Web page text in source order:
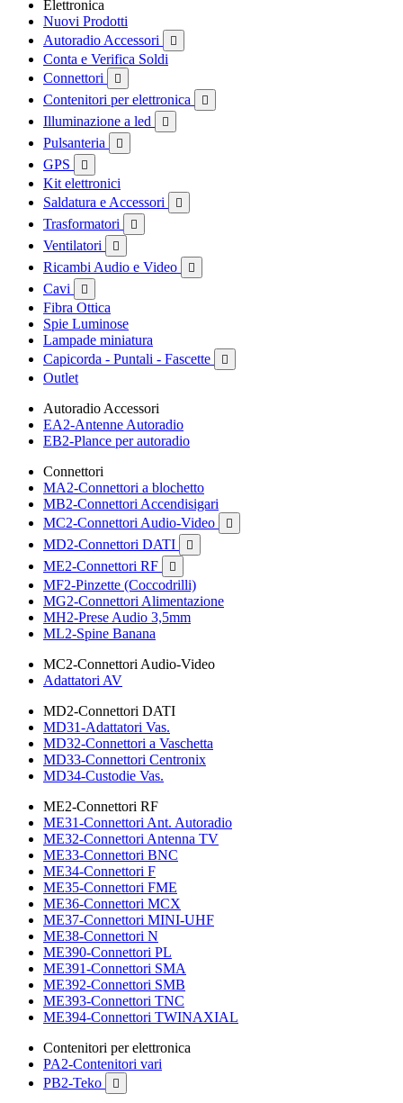
Elettronica
Nuovi Prodotti
Autoradio Accessori

Conta e Verifica Soldi
Connettori

Contenitori per elettronica 
Illuminazione a led 
Pulsanteria 
GPS 
Kit elettronici
Saldatura e Accessori

Trasformatori 
Ventilatori 
Ricambi Audio e Video 
Cavi 
Fibra Ottica
Spie Luminose
Lampade miniatura
Capicorda - Puntali - Fascette

Outlet
Autoradio Accessori
EA2-Antenne Autoradio
EB2-Plance per autoradio
Connettori
MA2-Connettori a blochetto
MB2-Connettori Accendisigari
MC2-Connettori Audio-Video

MD2-Connettori DATI 
ME2-Connettori RF 
MF2-Pinzette (Coccodrilli)
MG2-Connettori Alimentazione
MH2-Prese Audio 3,5mm
ML2-Spine Banana
MC2-Connettori Audio-Video
Adattatori AV
MD2-Connettori DATI
MD31-Adattatori Vas.
MD32-Connettori a Vaschetta
MD33-Connettori Centronix
MD34-Custodie Vas.
ME2-Connettori RF
ME31-Connettori Ant. Autoradio
ME32-Connettori Antenna TV
ME33-Connettori BNC
ME34-Connettori F
ME35-Connettori FME
ME36-Connettori MCX
ME37-Connettori MINI-UHF
ME38-Connettori N
ME390-Connettori PL
ME391-Connettori SMA
ME392-Connettori SMB
ME393-Connettori TNC
ME394-Connettori TWINAXIAL
Contenitori per elettronica
PA2-Contenitori vari
PB2-Teko
